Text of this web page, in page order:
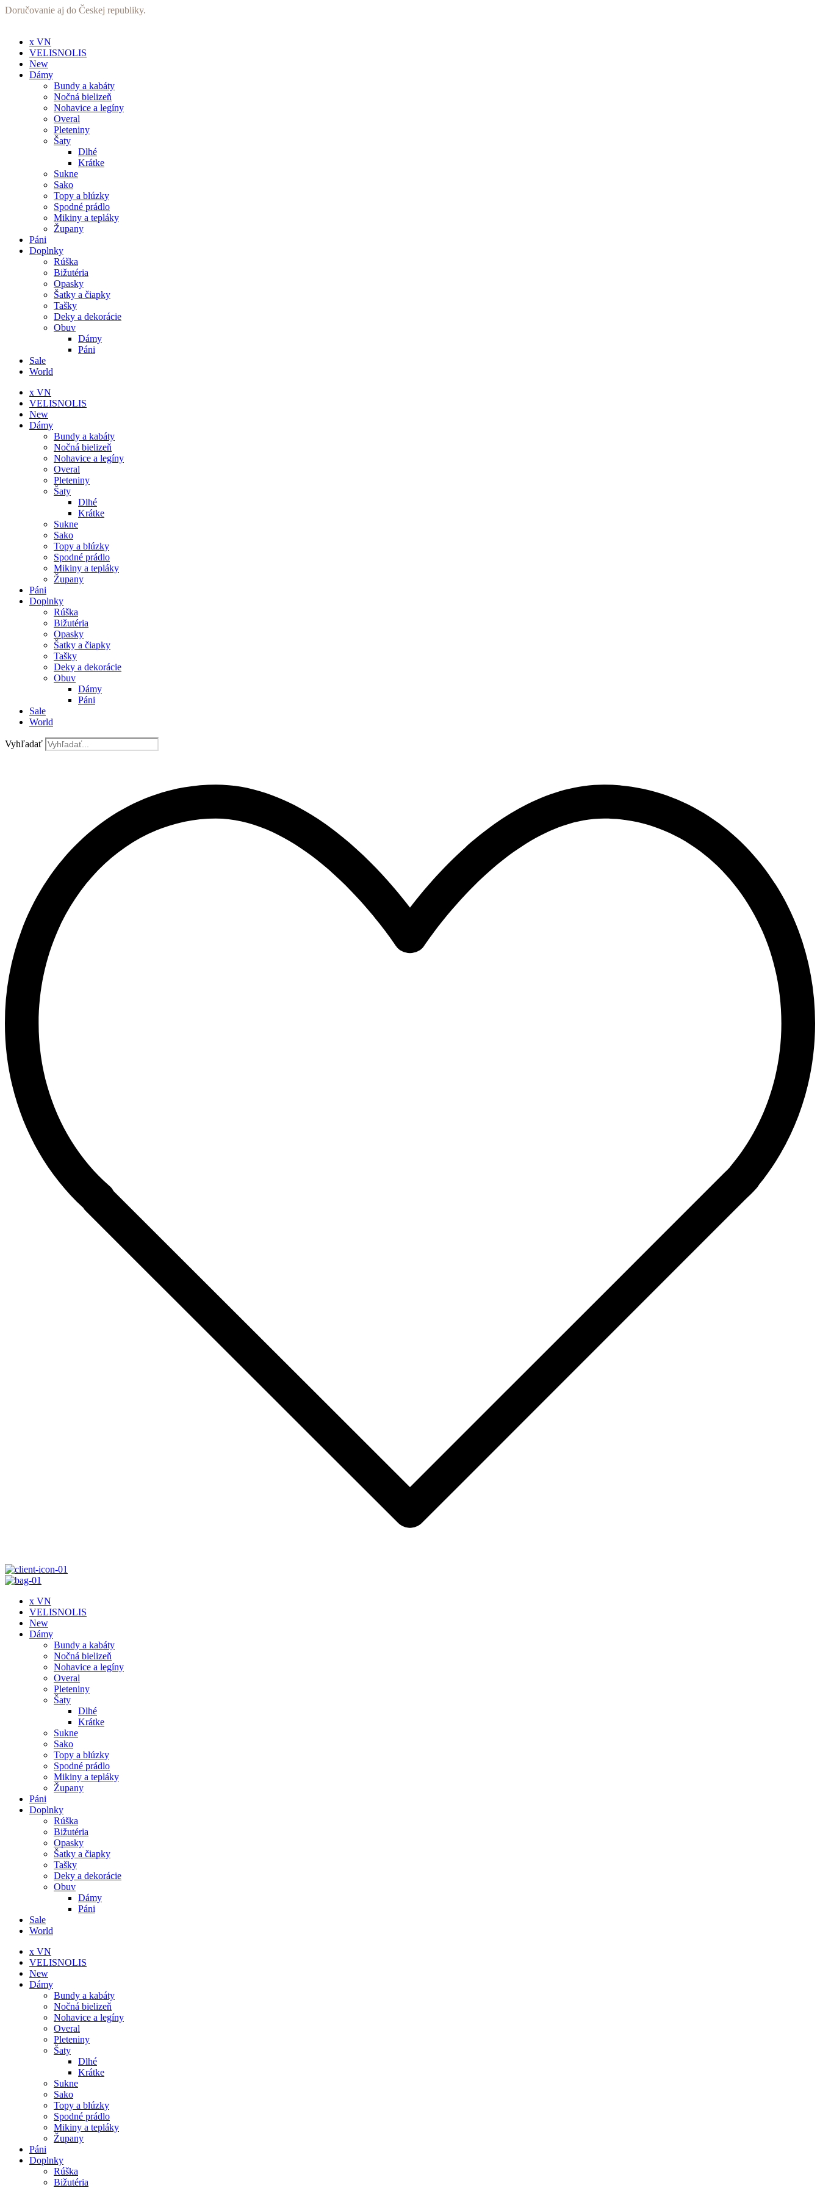
Preskočiť
Doručovanie aj do Českej republiky.
x VN
VELISNOLIS
New
Dámy
Bundy a kabáty
Nočná bielizeň
Nohavice a legíny
Overal
Pleteniny
Šaty
Dlhé
Krátke
Sukne
Sako
Topy a blúzky
Spodné prádlo
Mikiny a tepláky
Župany
Páni
Doplnky
Rúška
Bižutéria
Opasky
Šatky a čiapky
Tašky
Deky a dekorácie
Obuv
Dámy
Páni
Sale
World
x VN
VELISNOLIS
New
Dámy
Bundy a kabáty
Nočná bielizeň
Nohavice a legíny
Overal
Pleteniny
Šaty
Dlhé
Krátke
Sukne
Sako
Topy a blúzky
Spodné prádlo
Mikiny a tepláky
Župany
Páni
Doplnky
Rúška
Bižutéria
Opasky
Šatky a čiapky
Tašky
Deky a dekorácie
Obuv
Dámy
Páni
Sale
World
Vyhľadať
x VN
VELISNOLIS
New
Dámy
Bundy a kabáty
Nočná bielizeň
Nohavice a legíny
Overal
Pleteniny
Šaty
Dlhé
Krátke
Sukne
Sako
Topy a blúzky
Spodné prádlo
Mikiny a tepláky
Župany
Páni
Doplnky
Rúška
Bižutéria
Opasky
Šatky a čiapky
Tašky
Deky a dekorácie
Obuv
Dámy
Páni
Sale
World
x VN
VELISNOLIS
New
Dámy
Bundy a kabáty
Nočná bielizeň
Nohavice a legíny
Overal
Pleteniny
Šaty
Dlhé
Krátke
Sukne
Sako
Topy a blúzky
Spodné prádlo
Mikiny a tepláky
Župany
Páni
Doplnky
Rúška
Bižutéria